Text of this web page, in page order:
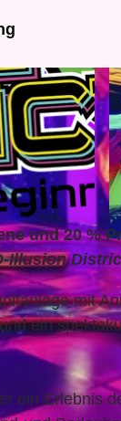
©
und 20 %
Illusion
mit
ein
ein Erlebnis